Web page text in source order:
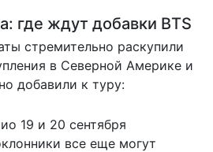
где ждут добавки BTS
стремительно раскупили
в Северной Америке и
добавили к туру:
19 и 20 сентября
все еще могут